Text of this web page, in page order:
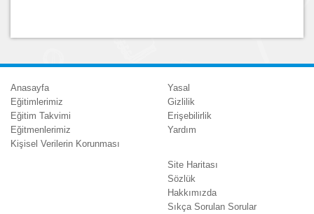
Anasayfa
Eğitimlerimiz
Eğitim Takvimi
Eğitmenlerimiz
Kişisel Verilerin Korunması
Yasal
Gizlilik
Erişebilirlik
Yardım
Site Haritası
Sözlük
Hakkımızda
Sıkça Sorulan Sorular